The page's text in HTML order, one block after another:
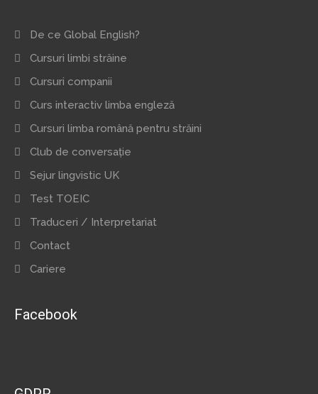
De ce Global English?
Cursuri limbi străine
Cursuri companii
Curs interactiv limba engleză
Cursuri limba română pentru străini
Club de conversație
Sejur lingvistic UK
Test TOEIC
Traduceri / Interpretariat
Contact
Cariere
Facebook